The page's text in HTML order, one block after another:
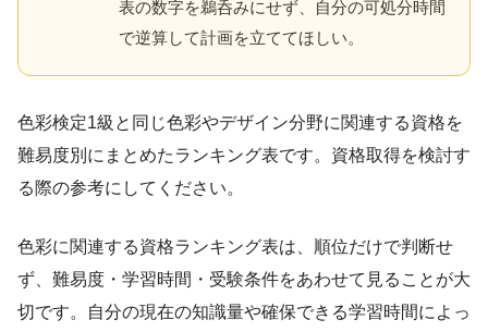
表の数字を鵜呑みにせず、自分の可処分時間
で逆算して計画を立ててほしい。
色彩検定1級と同じ色彩やデザイン分野に関連する資格を
難易度別にまとめたランキング表です。資格取得を検討す
る際の参考にしてください。
色彩に関連する資格ランキング表は、順位だけで判断せ
ず、難易度・学習時間・受験条件をあわせて見ることが大
切です。自分の現在の知識量や確保できる学習時間によっ